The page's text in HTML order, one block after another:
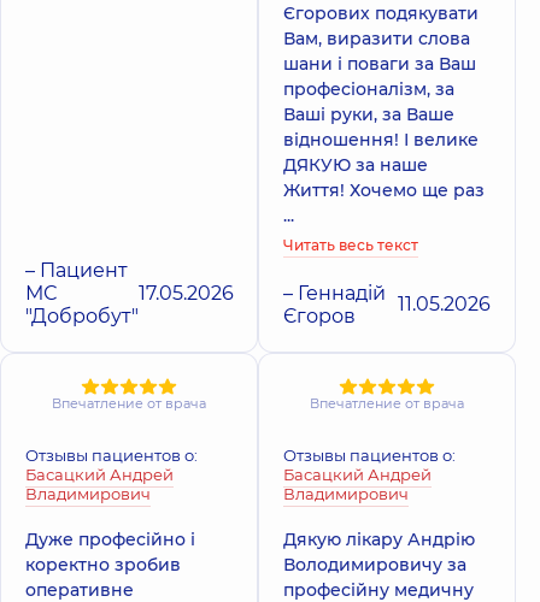
– Пациент
МС
"Добробут"
17.05.2026
Єгорових подякувати
Вам, виразити слова
шани і поваги за Ваш
професіоналізм, за
Ваші руки, за Ваше
відношення! І велике
ДЯКУЮ за наше
Життя! Хочемо ще раз
...
Читать весь текст
– Геннадій
Єгоров
11.05.2026
Впечатление от врача
Отзывы пациентов о:
Басацкий Андрей
Владимирович
Дуже професійно і
коректно зробив
оперативне
Впечатление от врача
Отзывы пациентов о:
Басацкий Андрей
Владимирович
Дякую лікару Андрію
Володимировичу за
професійну медичну